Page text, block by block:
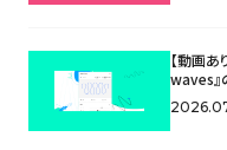
【動画
waves』